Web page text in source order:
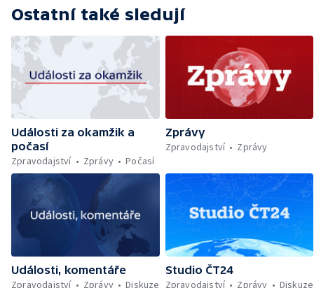
Prodeje chat a chalup — Chalupy v
chráněných oblastech — Francie dál bojuje s
lesními požáry — Čeští hasiči pomáhají v
Řecku — Rušení penzijního spoření bez
sankce — Pochod hrdosti v Hamburku —
Povinné označování AI obsahu — Sportují
celé Pardubice — Záchrana kulturních
památek — Brasil Fest v Brně
Ostatní také sledují
Události za okamžik a
počasí
Zpravodajství
Zprávy Počasí
Zprávy
Zpravodajství
Zprávy
Události, komentáře
Zpravodajství
Zprávy Diskuze
Studio ČT24
Zpravodajství
Zprávy Diskuze